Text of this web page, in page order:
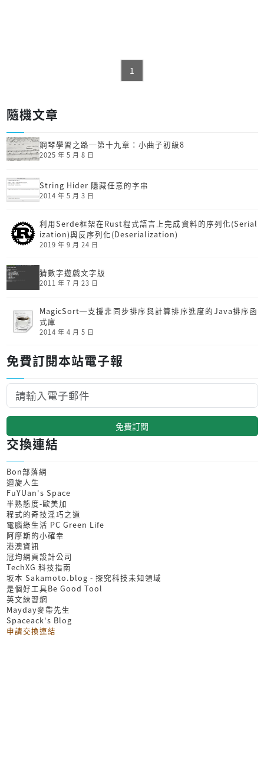
1
隨機文章
鋼琴學習之路─第十九章：小曲子初級8
2025 年 5 月 8 日
String Hider 隱藏任意的字串
2014 年 5 月 3 日
利用Serde框架在Rust程式語言上完成資料的序列化(Serial
ization)與反序列化(Deserialization)
2019 年 9 月 24 日
猜數字遊戲文字版
2011 年 7 月 23 日
MagicSort─支援非同步排序與計算排序進度的Java排序函
式庫
2014 年 4 月 5 日
免費訂閱本站電子報
免費訂閱
交換連結
Bon部落網
迴旋人生
FuYUan's Space
半熟態度-歐美加
程式的奇技淫巧之道
電腦綠生活 PC Green Life
阿摩斯的小確幸
港澳資訊
冠均網頁設計公司
TechXG 科技指南
坂本 Sakamoto.blog - 探究科技未知領域
是個好工具Be Good Tool
英文練習網
Mayday麥帶先生
Spaceack's Blog
申請交換連結